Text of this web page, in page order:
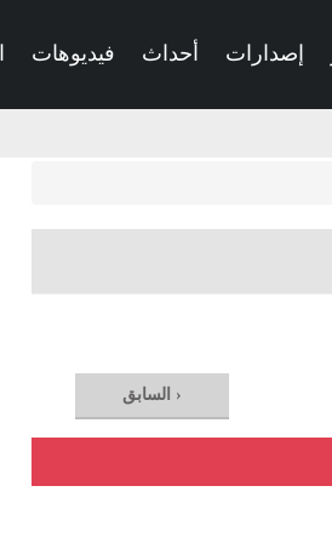
إصدارات أحداث فيديوهات
‹ السابق